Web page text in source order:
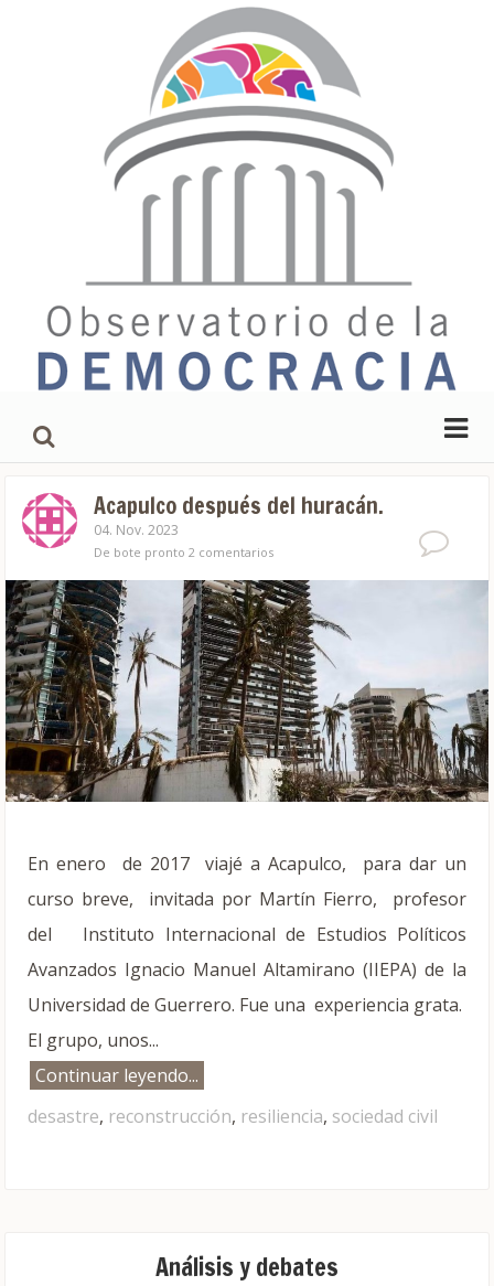
Acapulco después del huracán.
04. Nov. 2023
De bote pronto 2 comentarios
En enero de 2017 viajé a Acapulco, para dar un
curso breve, invitada por Martín Fierro, profesor
del Instituto Internacional de Estudios Políticos
Avanzados Ignacio Manuel Altamirano (IIEPA) de la
Universidad de Guerrero. Fue una experiencia grata.
El grupo, unos...
Continuar leyendo...
desastre, reconstrucción, resiliencia, sociedad civil
Análisis y debates